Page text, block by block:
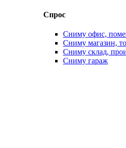
Спрос
Сниму офис,
Сниму магазин,
Сниму склад,
Сниму гараж